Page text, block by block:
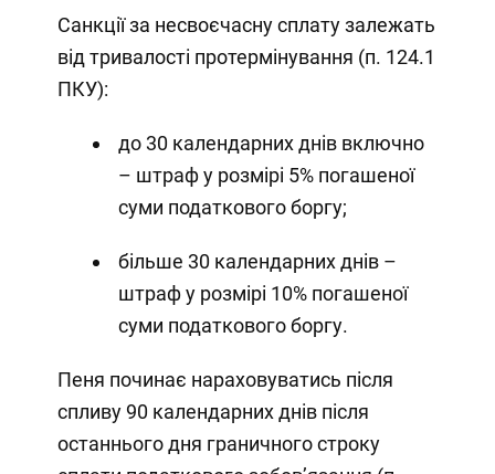
Санкції за несвоєчасну сплату залежать
від тривалості протермінування (п. 124.1
ПКУ):
до 30 календарних днів включно
– штраф у розмірі 5% погашеної
суми податкового боргу;
більше 30 календарних днів –
штраф у розмірі 10% погашеної
суми податкового боргу.
Пеня починає нараховуватись після
спливу 90 календарних днів після
останнього дня граничного строку